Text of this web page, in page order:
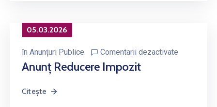
05.03.2026
în Anunțuri Publice Comentarii dezactivate
Anunț Reducere Impozit
Citește